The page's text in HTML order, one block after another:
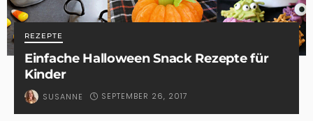
REZEPTE
Einfache Halloween Snack Rezepte für
Kinder
SUSANNE SEPTEMBER 26, 2017